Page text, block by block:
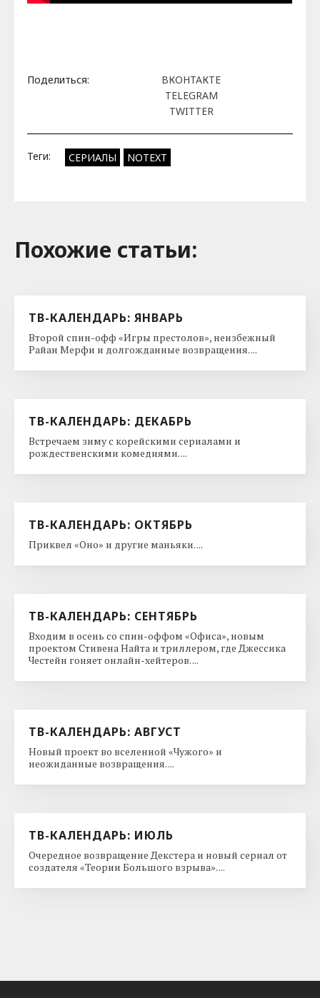
Поделиться:
ВКОНТАКТЕ
TELEGRAM
TWITTER
Теги: СЕРИАЛЫ NOTEXT
Похожие cтатьи:
ТВ-КАЛЕНДАРЬ: ЯНВАРЬ
Второй спин-офф «Игры престолов», неизбежный
Райан Мерфи и долгожданные возвращения. ...
ТВ-КАЛЕНДАРЬ: ДЕКАБРЬ
Встречаем зиму с корейскими сериалами и
рождественскими комедиями. ...
ТВ-КАЛЕНДАРЬ: ОКТЯБРЬ
Приквел «Оно» и другие маньяки. ...
ТВ-КАЛЕНДАРЬ: СЕНТЯБРЬ
Входим в осень со спин-оффом «Офиса», новым
проектом Стивена Найта и триллером, где Джессика
Честейн гоняет онлайн-хейтеров. ...
ТВ-КАЛЕНДАРЬ: АВГУСТ
Новый проект во вселенной «Чужого» и
неожиданные возвращения. ...
ТВ-КАЛЕНДАРЬ: ИЮЛЬ
Очередное возвращение Декстера и новый сериал от
создателя «Теории Большого взрыва». ...